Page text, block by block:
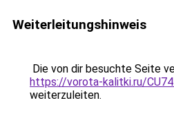
Weiterleitungshinweis
Die von dir besuchte Seite
https://vorota-kalitki.ru/
weiterzuleiten.